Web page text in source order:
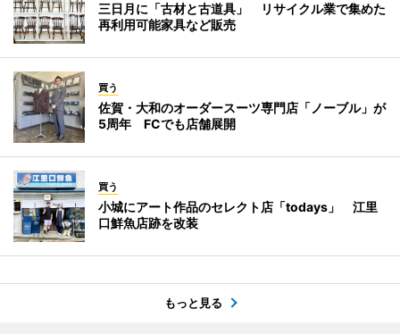
三日月に「古材と古道具」 リサイクル業で集めた
再利用可能家具など販売
買う
佐賀・大和のオーダースーツ専門店「ノーブル」が
5周年 FCでも店舗展開
買う
小城にアート作品のセレクト店「todays」 江里
口鮮魚店跡を改装
もっと見る